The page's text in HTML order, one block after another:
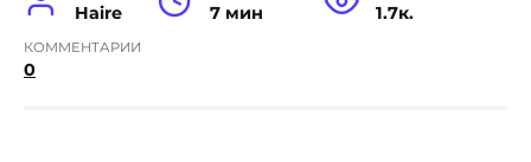
Haire 7 мин 1.7к.
КОММЕНТАРИИ
0